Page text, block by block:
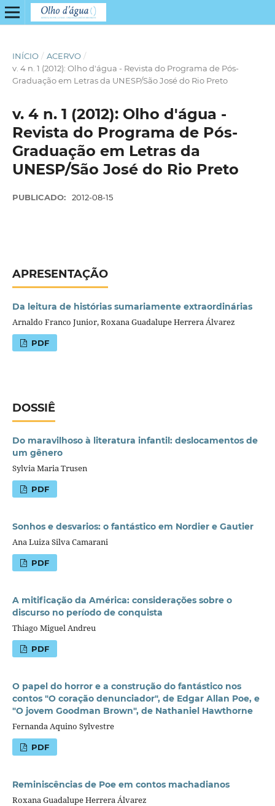
INÍCIO / ACERVO /
v. 4 n. 1 (2012): Olho d'água - Revista do Programa de Pós-
Graduação em Letras da UNESP/São José do Rio Preto
v. 4 n. 1 (2012): Olho d'água -
Revista do Programa de Pós-
Graduação em Letras da
UNESP/São José do Rio Preto
PUBLICADO: 2012-08-15
APRESENTAÇÃO
Da leitura de histórias sumariamente extraordinárias
Arnaldo Franco Junior, Roxana Guadalupe Herrera Álvarez
PDF
DOSSIÊ
Do maravilhoso à literatura infantil: deslocamentos de
um gênero
Sylvia Maria Trusen
PDF
Sonhos e desvarios: o fantástico em Nordier e Gautier
Ana Luiza Silva Camarani
PDF
A mitificação da América: considerações sobre o
discurso no período de conquista
Thiago Miguel Andreu
PDF
O papel do horror e a construção do fantástico nos
contos "O coração denunciador", de Edgar Allan Poe, e
"O jovem Goodman Brown", de Nathaniel Hawthorne
Fernanda Aquino Sylvestre
PDF
Reminiscências de Poe em contos machadianos
Roxana Guadalupe Herrera Álvarez